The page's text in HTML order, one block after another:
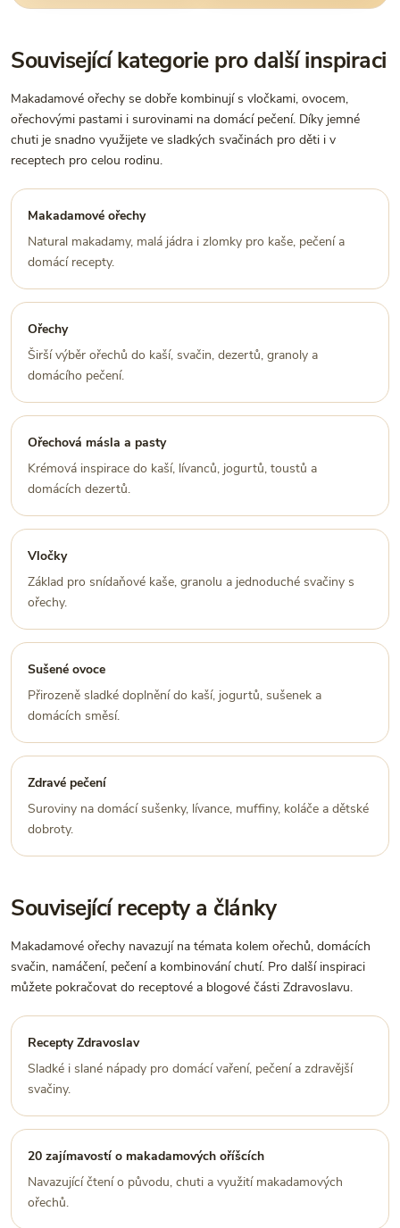
Související kategorie pro další inspiraci
Makadamové ořechy se dobře kombinují s vločkami, ovocem,
ořechovými pastami i surovinami na domácí pečení. Díky jemné
chuti je snadno využijete ve sladkých svačinách pro děti i v
receptech pro celou rodinu.
Makadamové ořechy
Natural makadamy, malá jádra i zlomky pro kaše, pečení a
domácí recepty.
Ořechy
Širší výběr ořechů do kaší, svačin, dezertů, granoly a
domácího pečení.
Ořechová másla a pasty
Krémová inspirace do kaší, lívanců, jogurtů, toustů a
domácích dezertů.
Vločky
Základ pro snídaňové kaše, granolu a jednoduché svačiny s
ořechy.
Sušené ovoce
Přirozeně sladké doplnění do kaší, jogurtů, sušenek a
domácích směsí.
Zdravé pečení
Suroviny na domácí sušenky, lívance, muffiny, koláče a dětské
dobroty.
Související recepty a články
Makadamové ořechy navazují na témata kolem ořechů, domácích
svačin, namáčení, pečení a kombinování chutí. Pro další inspiraci
můžete pokračovat do receptové a blogové části Zdravoslavu.
Recepty Zdravoslav
Sladké i slané nápady pro domácí vaření, pečení a zdravější
svačiny.
20 zajímavostí o makadamových oříšcích
Navazující čtení o původu, chuti a využití makadamových
ořechů.